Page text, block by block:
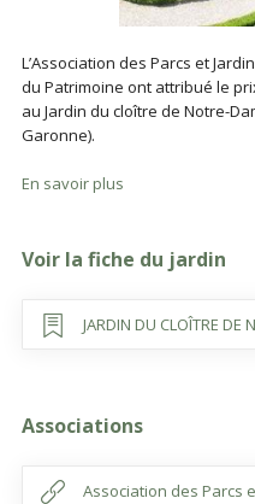
L’Association des Parcs et
du Patrimoine ont attribué le
au Jardin du cloître de Notre-
Garonne).
En savoir plus
Voir la fiche du jardin
JARDIN DU CLOÎTRE DE
Associations
Association des Parcs